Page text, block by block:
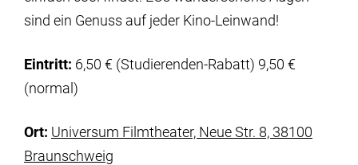
sind ein Genuss auf jeder Kino-Leinwand!
Eintritt: 6,50 € (Studierenden-Rabatt) 9,50 €
(normal)
Ort: Universum Filmtheater, Neue Str. 8, 38100
Braunschweig